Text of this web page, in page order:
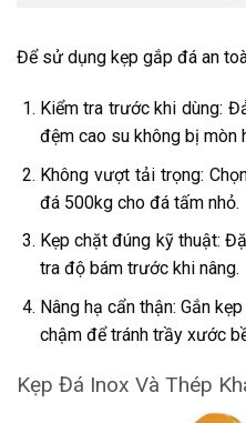
Để sử dụng kẹp gắp đá an
Kiểm tra trước khi dùng:
đệm cao su không bị mòn
Không vượt tải trọng:
đá 500kg cho đá tấm nhỏ.
Kẹp chặt đúng kỹ thuật:
tra độ bám trước khi nâng.
Nâng hạ cẩn thận: Gắn
chậm để tránh trầy xước
Kẹp Đá Inox Và Thép